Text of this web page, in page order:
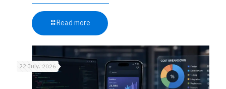
Read more
22 July، 2026